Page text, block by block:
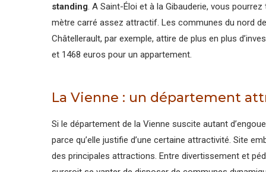
standing . A Saint-Éloi et à la Gibauderie, vous
mètre carré assez attractif. Les communes du nord
Châtellerault, par exemple, attire de plus en plus
et 1468 euros pour un appartement.
La Vienne : un département
Si le département de la Vienne suscite autant
parce qu’elle justifie d’une certaine attractivité. Site
des principales attractions. Entre divertissement et